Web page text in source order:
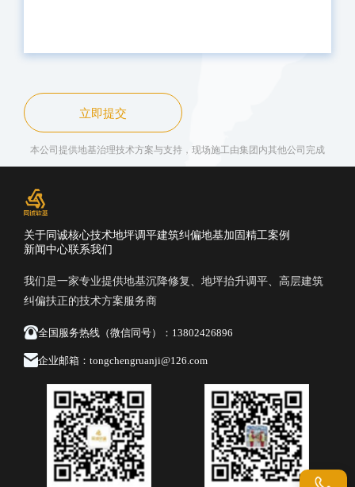
立即提交
本公司提供地基治理技术方案与支持，现场施工由集团内其他公司完成
关于同诚核心技术地坪调平建筑纠偏地基加固 精工案例
新闻中心联系我们
我们是一家专业提供地基沉降修复、地坪抬升调平、高层建筑
纠偏扶正的技术方案服务商
全国服务热线（微信同号）： 13802426896
企业邮箱： tongchengruanji@126.com